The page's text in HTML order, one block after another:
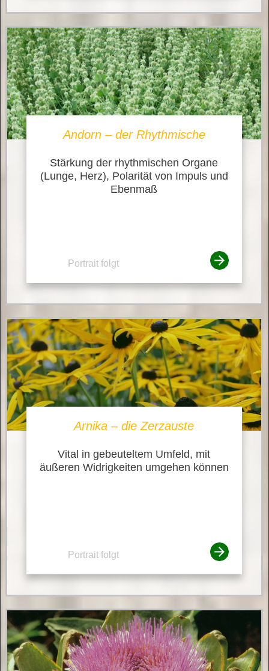
Andorn – der Rhythmische
Stärkung der rhythmischen Organe
(Lunge, Herz), Polarität von Impuls und
Ebenmaß
Portrait folgt
Arnika – die Zerzauste
Vital in gebeuteltem Umfeld, mit
äußeren Widrigkeiten umgehen können
Portrait folgt